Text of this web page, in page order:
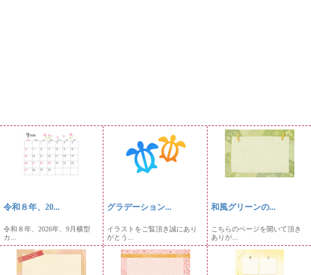
令和８年、20...
令和８年、2026年、9月横型
カ...
グラデーション...
イラストをご覧頂き誠にあり
がとう...
和風グリーンの...
こちらのページを開いて頂き
ありが...